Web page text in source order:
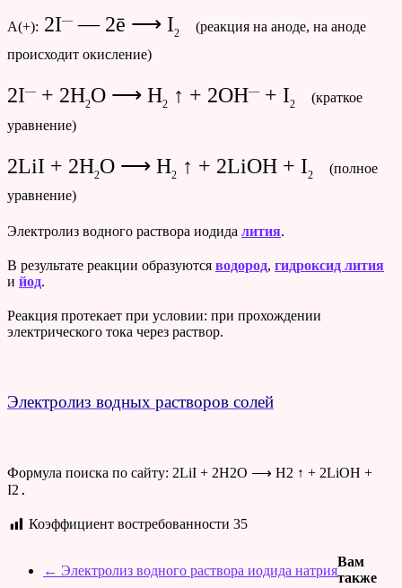
А(+): 2I— — 2ē ⟶ I2
(реакция на аноде, на аноде
происходит окисление)
2I— + 2H2O ⟶ H2 ↑ + 2OH— + I2
(краткое
уравнение)
2LiI + 2H2O ⟶ H2 ↑ + 2LiOH + I2
(полное
уравнение)
Электролиз водного раствора иодида лития.
В результате реакции образуются водород, гидроксид лития
и йод.
Реакция протекает при условии: при прохождении
электрического тока через раствор.
Электролиз водных растворов солей
Формула поиска по сайту: 2LiI + 2H2O ⟶ H2 ↑ + 2LiOH +
I2 .
Коэффициент востребованности 35
← Электролиз водного раствора иодида натрия
Вам
также